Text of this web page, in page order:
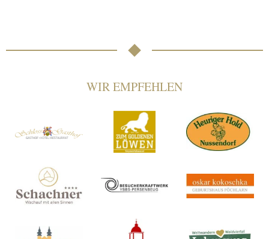
WIR EMPFEHLEN